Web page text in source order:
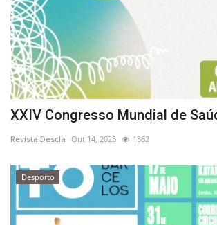
Cultura
Lazer
Ambiente
XXIV Congresso Mundial de
Revista Descla Out 14, 2025 1862
Desporto